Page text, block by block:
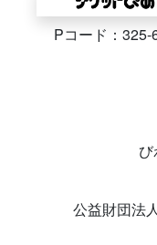
Pコード：325-
公益財団法